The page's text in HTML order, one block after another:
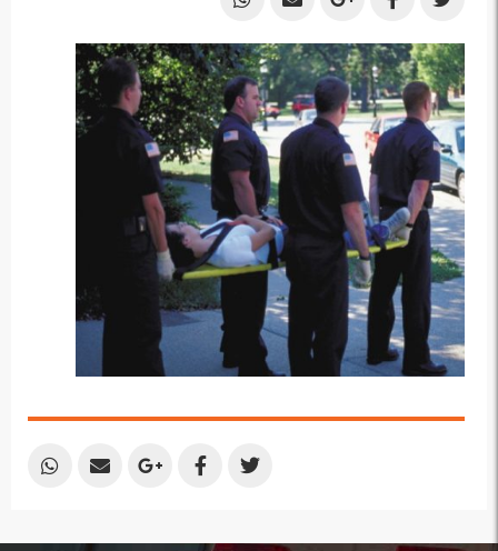
Share
on
Twitter
Share
on
Facebook
Share
on
Google
Plus
Share
by
Email
Share
by
Email
Share
Share
Share
Share
Share